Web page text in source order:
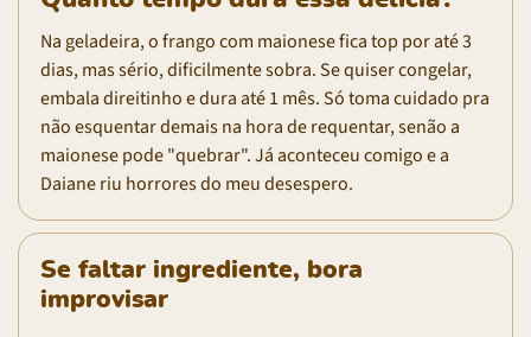
Na geladeira, o frango com maionese fica top por até 3
dias, mas sério, dificilmente sobra. Se quiser congelar,
embala direitinho e dura até 1 mês. Só toma cuidado pra
não esquentar demais na hora de requentar, senão a
maionese pode "quebrar". Já aconteceu comigo e a
Daiane riu horrores do meu desespero.
Se faltar ingrediente, bora
improvisar